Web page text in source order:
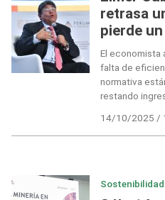
retrasa
pierde
El economista
falta de
normativa
restando
14/10/2025 /
Sostenibilidad